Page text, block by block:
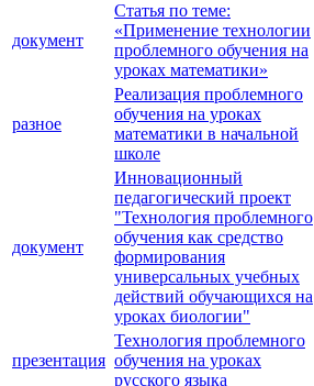
документ
Статья по теме:
«Применение технологии
проблемного обучения на
уроках математики»
разное
Реализация проблемного
обучения на уроках
математики в начальной
школе
документ
Инновационный
педагогический проект
"Технология проблемного
обучения как средство
формирования
универсальных учебных
действий обучающихся на
уроках биологии"
презентация
Технология проблемного
обучения на уроках
русского языка